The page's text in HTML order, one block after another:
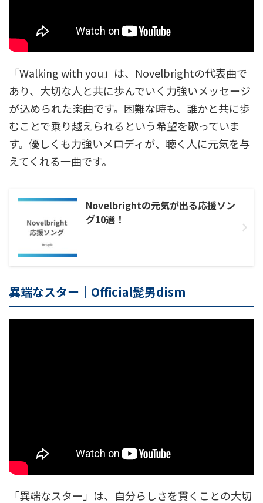
「Walking with you」は、Novelbrightの代表曲で
あり、大切な人と共に歩んでいく力強いメッセージ
が込められた楽曲です。困難な時も、誰かと共に歩
むことで乗り越えられるという希望を歌っていま
す。優しくも力強いメロディが、聴く人に元気を与
えてくれる一曲です。
Novelbrightの元気が出る応援ソン
グ10選！
異端なスター｜Official髭男dism
「異端なスター」は、自分らしさを貫くことの大切